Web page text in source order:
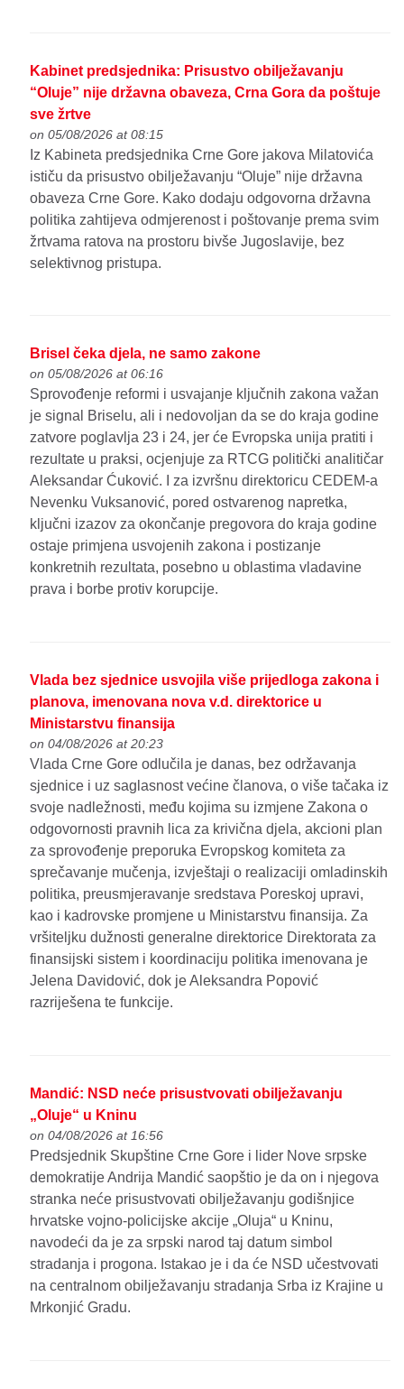
Kabinet predsjednika: Prisustvo obilježavanju
“Oluje” nije državna obaveza, Crna Gora da poštuje
sve žrtve
on 05/08/2026 at 08:15
Iz Kabineta predsjednika Crne Gore jakova Milatovića
ističu da prisustvo obilježavanju “Oluje” nije državna
obaveza Crne Gore. Kako dodaju odgovorna državna
politika zahtijeva odmjerenost i poštovanje prema svim
žrtvama ratova na prostoru bivše Jugoslavije, bez
selektivnog pristupa.
Brisel čeka djela, ne samo zakone
on 05/08/2026 at 06:16
Sprovođenje reformi i usvajanje ključnih zakona važan
je signal Briselu, ali i nedovoljan da se do kraja godine
zatvore poglavlja 23 i 24, jer će Evropska unija pratiti i
rezultate u praksi, ocjenjuje za RTCG politički analitičar
Aleksandar Ćuković. I za izvršnu direktoricu CEDEM-a
Nevenku Vuksanović, pored ostvarenog napretka,
ključni izazov za okončanje pregovora do kraja godine
ostaje primjena usvojenih zakona i postizanje
konkretnih rezultata, posebno u oblastima vladavine
prava i borbe protiv korupcije.
Vlada bez sjednice usvojila više prijedloga zakona i
planova, imenovana nova v.d. direktorice u
Ministarstvu finansija
on 04/08/2026 at 20:23
Vlada Crne Gore odlučila je danas, bez održavanja
sjednice i uz saglasnost većine članova, o više tačaka iz
svoje nadležnosti, među kojima su izmjene Zakona o
odgovornosti pravnih lica za krivična djela, akcioni plan
za sprovođenje preporuka Evropskog komiteta za
sprečavanje mučenja, izvještaji o realizaciji omladinskih
politika, preusmjeravanje sredstava Poreskoj upravi,
kao i kadrovske promjene u Ministarstvu finansija. Za
vršiteljku dužnosti generalne direktorice Direktorata za
finansijski sistem i koordinaciju politika imenovana je
Jelena Davidović, dok je Aleksandra Popović
razriješena te funkcije.
Mandić: NSD neće prisustvovati obilježavanju
„Oluje“ u Kninu
on 04/08/2026 at 16:56
Predsjednik Skupštine Crne Gore i lider Nove srpske
demokratije Andrija Mandić saopštio je da on i njegova
stranka neće prisustvovati obilježavanju godišnjice
hrvatske vojno-policijske akcije „Oluja“ u Kninu,
navodeći da je za srpski narod taj datum simbol
stradanja i progona. Istakao je i da će NSD učestvovati
na centralnom obilježavanju stradanja Srba iz Krajine u
Mrkonjić Gradu.